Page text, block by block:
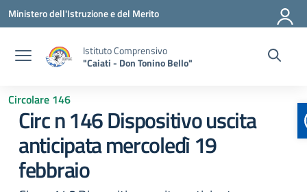
Vai ai contenuti
Vai al menu di navigazione
Vai al footer
Ministero dell'Istruzione e del Merito
Istituto Comprensivo
"Caiati - Don Tonino Bello"
Circolare 146
Circ n 146 Dispositivo uscita
anticipata mercoledì 19
febbraio